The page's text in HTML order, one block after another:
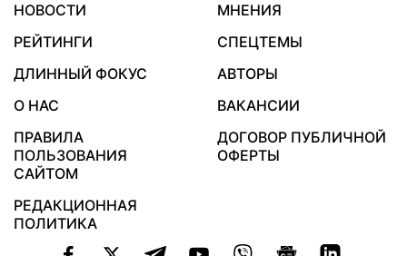
НОВОСТИ
МНЕНИЯ
РЕЙТИНГИ
СПЕЦТЕМЫ
ДЛИННЫЙ ФОКУС
АВТОРЫ
О НАС
ВАКАНСИИ
ПРАВИЛА
ПОЛЬЗОВАНИЯ
САЙТОМ
ДОГОВОР ПУБЛИЧНОЙ
ОФЕРТЫ
РЕДАКЦИОННАЯ
ПОЛИТИКА